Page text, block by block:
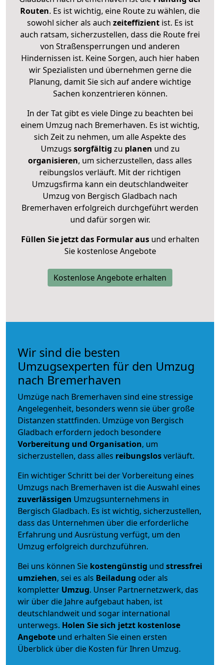
Routen. Es ist wichtig, eine Route zu wählen, die
sowohl sicher als auch zeiteffizientist. Es ist
auch ratsam, sicherzustellen, dass die Route frei
von Straßensperrungen und anderen
Hindernissen ist. Keine Sorgen, auch hier haben
wir Spezialisten und übernehmen gerne die
Planung, damit Sie sich auf andere wichtige
Sachen konzentrieren können.
In der Tat gibt es viele Dinge zu beachten bei
einem Umzug nach Bremerhaven. Es ist wichtig,
sich Zeit zu nehmen, um alle Aspekte des
Umzugs sorgfältig zu planen und zu
organisieren, um sicherzustellen, dass alles
reibungslos verläuft. Mit der richtigen
Umzugsfirma kann ein deutschlandweiter
Umzug von Bergisch Gladbach nach
Bremerhaven erfolgreich durchgeführt werden
und dafür sorgen wir.
Füllen Sie jetzt das Formular ausund erhalten
Sie kostenlose Angebote
Kostenlose Angebote erhalten
Wir sind die besten
Umzugsexperten für den Umzug
nach Bremerhaven
Umzüge nach Bremerhaven sind eine stressige
Angelegenheit, besonders wenn sie über große
Distanzen stattfinden. Umzüge von Bergisch
Gladbach erfordern jedoch besondere
Vorbereitung und Organisation, um
sicherzustellen, dass alles reibungslosverläuft.
Ein wichtiger Schritt bei der Vorbereitung eines
Umzugs nach Bremerhaven ist die Auswahl eines
zuverlässigen Umzugsunternehmens in
Bergisch Gladbach. Es ist wichtig, sicherzustellen,
dass das Unternehmen über die erforderliche
Erfahrung und Ausrüstung verfügt, um den
Umzug erfolgreich durchzuführen.
Bei uns können Sie kostengünstig und stressfrei
umziehen, sei es als Beiladung oder als
kompletter Umzug. Unser Partnernetzwerk, das
wir über die Jahre aufgebaut haben, ist
deutschlandweit und sogar international
unterwegs. Holen Sie sich jetzt kostenlose
Angebote und erhalten Sie einen ersten
Überblick über die Kosten für Ihren Umzug.